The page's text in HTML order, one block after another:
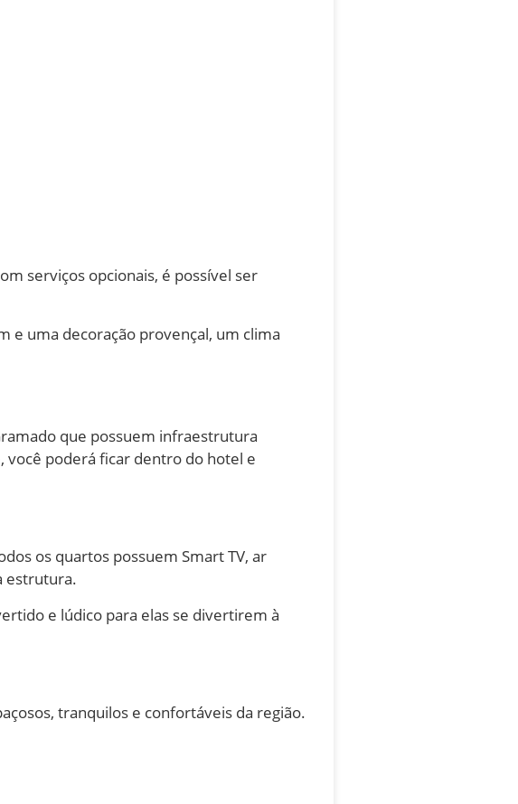
serviços opcionais, é possível ser
e uma decoração provençal, um clima
que possuem infraestrutura
você poderá ficar dentro do hotel e
os quartos possuem Smart TV, ar
estrutura.
e lúdico para elas se divertirem à
tranquilos e confortáveis da região.